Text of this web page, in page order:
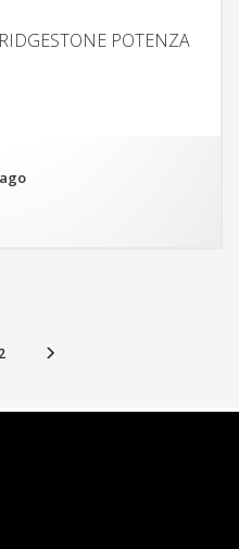
POTENZA
2